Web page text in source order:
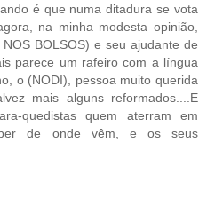
é que numa ditadura se vota
na minha modesta opinião,
BOLSOS) e seu ajudante de
parece um rafeiro com a língua
o (NODI), pessoa muito querida
mais alguns reformados....E
quedistas quem aterram em
de onde vêm, e os seus